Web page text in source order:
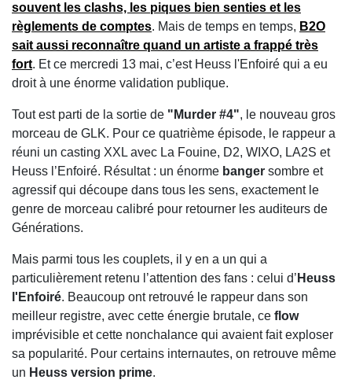
souvent les clashs, les piques bien senties et les
règlements de comptes. Mais de temps en temps, B2O
sait aussi reconnaître quand un artiste a frappé très
fort. Et ce mercredi 13 mai, c’est Heuss l'Enfoiré qui a eu
droit à une énorme validation publique.
Tout est parti de la sortie de "Murder #4", le nouveau gros
morceau de GLK. Pour ce quatrième épisode, le rappeur a
réuni un casting XXL avec La Fouine, D2, WIXO, LA2S et
Heuss l’Enfoiré. Résultat : un énorme banger sombre et
agressif qui découpe dans tous les sens, exactement le
genre de morceau calibré pour retourner les auditeurs de
Générations.
Mais parmi tous les couplets, il y en a un qui a
particulièrement retenu l’attention des fans : celui d’ Heuss
l'Enfoiré. Beaucoup ont retrouvé le rappeur dans son
meilleur registre, avec cette énergie brutale, ce flow
imprévisible et cette nonchalance qui avaient fait exploser
sa popularité. Pour certains internautes, on retrouve même
un Heuss version prime.